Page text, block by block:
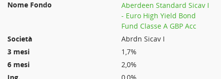
Aberdeen Standard Sicav I
- Euro High Yield Bond
Fund Classe A GBP Acc
Abrdn Sicav I
1,7%
2,0%